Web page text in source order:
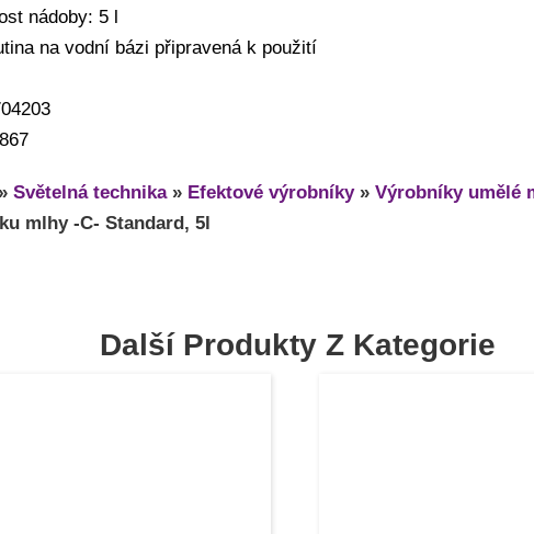
nádoby: 5 l
na vodní bázi připravená k použití
» Světelná technika» Efektové výrobníky» Výrobníky umělé
mlhy -C- Standard, 5l
Další Produkty Z Kategorie